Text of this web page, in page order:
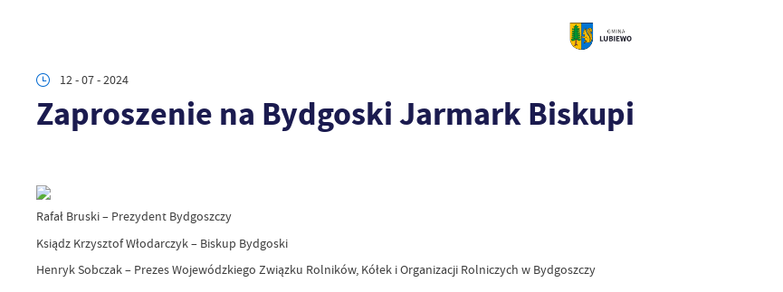
12 - 07 - 2024
Zaproszenie na Bydgoski Jarmark Biskupi
Rafał Bruski – Prezydent Bydgoszczy
Ksiądz Krzysztof Włodarczyk – Biskup Bydgoski
Henryk Sobczak – Prezes Wojewódzkiego Związku Rolników, Kółek i Organizacji Rolniczych w Bydgoszczy